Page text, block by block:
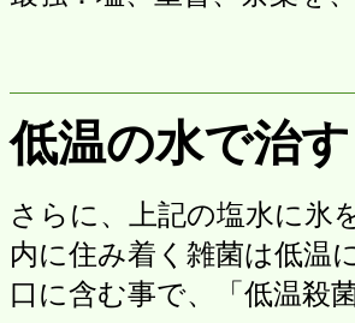
低温の水で治
さらに、上記の塩水に氷
内に住み着く雑菌は低温
口に含む事で、「低温殺